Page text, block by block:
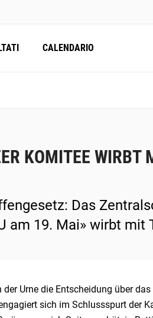
CALENDARIO
KOMITEE WIRBT
Das
am 19. Mai» wirbt mit
der Urne die Entscheidung über
sich im Schlussspurt der